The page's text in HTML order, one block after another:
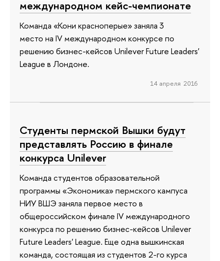
международном кейс-чемпионате
Команда «Кони красноперые» заняла 3
место на IV международном конкурсе по
решению бизнес-кейсов Unilever Future Leaders'
League в Лондоне.
14 апреля 2016
Студенты пермской Вышки будут
представлять Россию в финале
конкурса Unilever
Команда студентов образовательной
программы «Экономика» пермского кампуса
НИУ ВШЭ заняла первое место в
общероссийском финале IV международного
конкурса по решению бизнес-кейсов Unilever
Future Leaders' League. Еще одна вышкинская
команда, состоящая из студентов 2-го курса